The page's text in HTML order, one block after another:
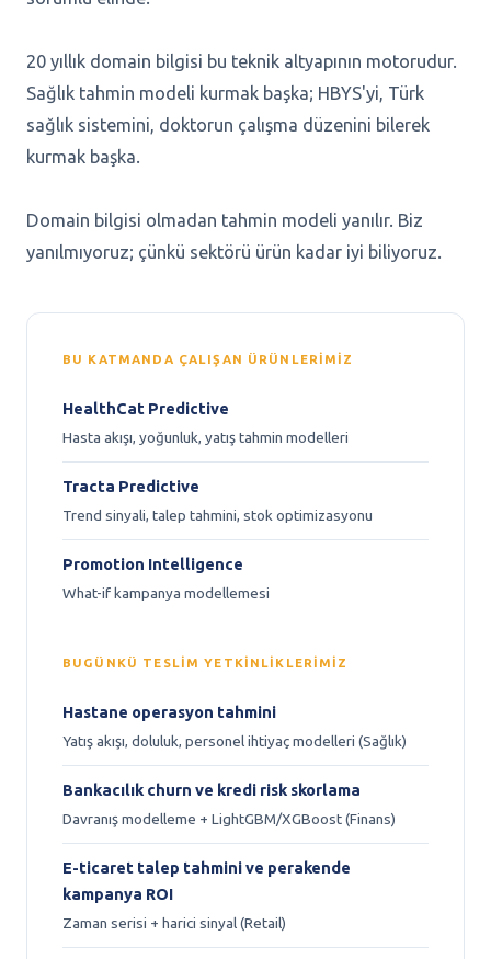
20 yıllık domain bilgisi bu teknik altyapının motorudur.
Sağlık tahmin modeli kurmak başka; HBYS'yi, Türk
sağlık sistemini, doktorun çalışma düzenini bilerek
kurmak başka.
Domain bilgisi olmadan tahmin modeli yanılır. Biz
yanılmıyoruz; çünkü sektörü ürün kadar iyi biliyoruz.
BU KATMANDA ÇALIŞAN ÜRÜNLERIMIZ
HealthCat Predictive
Hasta akışı, yoğunluk, yatış tahmin modelleri
Tracta Predictive
Trend sinyali, talep tahmini, stok optimizasyonu
Promotion Intelligence
What-if kampanya modellemesi
BUGÜNKÜ TESLIM YETKINLIKLERIMIZ
Hastane operasyon tahmini
Yatış akışı, doluluk, personel ihtiyaç modelleri (Sağlık)
Bankacılık churn ve kredi risk skorlama
Davranış modelleme + LightGBM/XGBoost (Finans)
E-ticaret talep tahmini ve perakende
kampanya ROI
Zaman serisi + harici sinyal (Retail)